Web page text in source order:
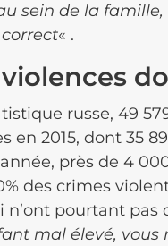
sein de la
« .
russe, 49
en 2015, dont 35
près de 4
des crimes
pourtant
mal élevé, vous